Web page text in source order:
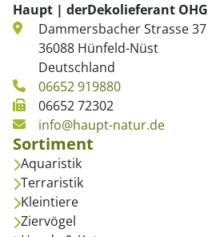
Haupt | derDekolieferant OHG
Dammersbacher Strasse 37
36088 Hünfeld-Nüst
Deutschland
06652 919880
06652 72302
info@haupt-natur.de
Sortiment
Aquaristik
Terraristik
Kleintiere
Ziervögel